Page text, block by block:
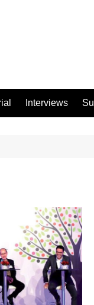
Interviews